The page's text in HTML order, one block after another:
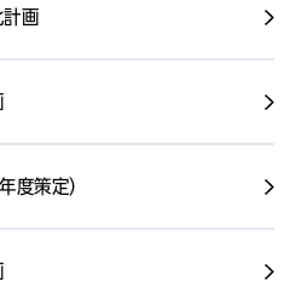
計画
度策定）